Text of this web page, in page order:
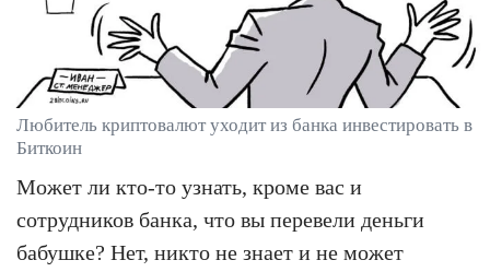
Любитель криптовалют уходит из банка инвестировать в
Биткоин
Может ли кто-то узнать, кроме вас и
сотрудников банка, что вы перевели деньги
бабушке? Нет, никто не знает и не может